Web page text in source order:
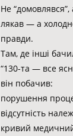
Не
лякав — а
правди.
Там, де інші
“130-та — все
він побачив:
порушення
відсутність
кривий